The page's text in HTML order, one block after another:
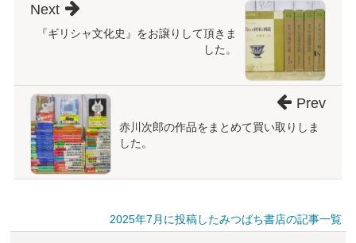
『ギリシャ文化史』をお譲りして頂きま
した。
Next
赤川次郎の作品をまとめて買い取りしま
した。
Prev
2025年7月に投稿したみつばち書店の記事一覧